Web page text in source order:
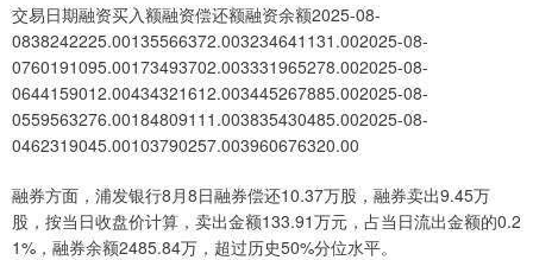
交易日期融资买入额融资偿还额融资余额2025-08-
0838242225.00135566372.003234641131.002025-08-
0760191095.00173493702.003331965278.002025-08-
0644159012.00434321612.003445267885.002025-08-
0559563276.00184809111.003835430485.002025-08-
0462319045.00103790257.003960676320.00
融券方面，浦发银行8月8日融券偿还10.37万股，融券卖出9.45万
股，按当日收盘价计算，卖出金额133.91万元，占当日流出金额的0.2
1%，融券余额2485.84万，超过历史50%分位水平。